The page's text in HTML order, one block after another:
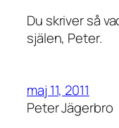
Du skriver så
själen, Peter.
maj 11, 2011
Peter Jägerbro